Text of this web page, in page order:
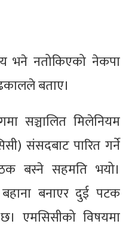
भने नतोकिएको नेकपा
बताए।
सञ्चालित मिलेनियम
संसदबाट पारित गर्ने
बस्ने सहमति भयो।
बनाएर दुई पटक
एमसिसीको विषयमा